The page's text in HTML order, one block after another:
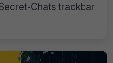
Chats trackbar